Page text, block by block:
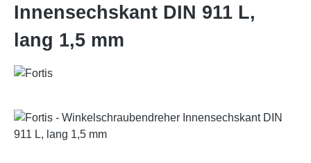
Innensechskant DIN 911 L,
lang 1,5 mm
Bildergalerie überspringen